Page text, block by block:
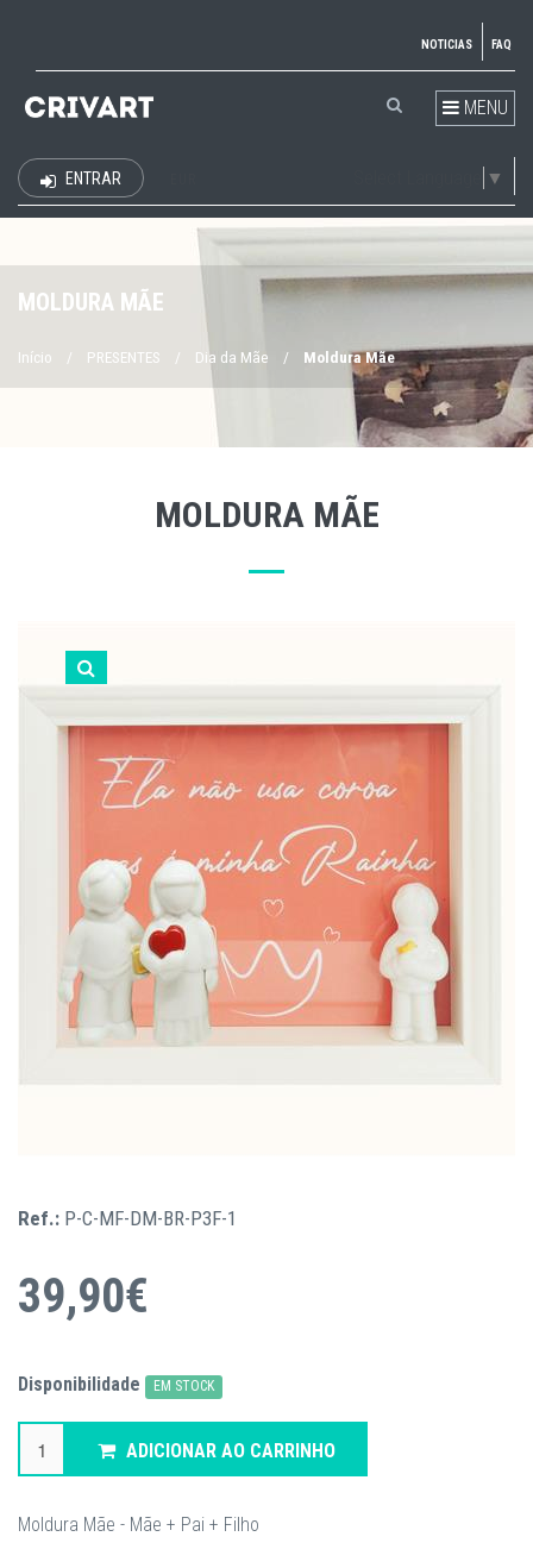
NOTICIAS FAQ
MENU
▼
ENTRAR
MOLDURA MÃE
Início / PRESENTES / Dia da Mãe / Moldura Mãe
MOLDURA MÃE
Ref.: P-C-MF-DM-BR-P3F-1
39,90€
Disponibilidade EM STOCK
ADICIONAR AO CARRINHO
Moldura Mãe - Mãe + Pai + Filho